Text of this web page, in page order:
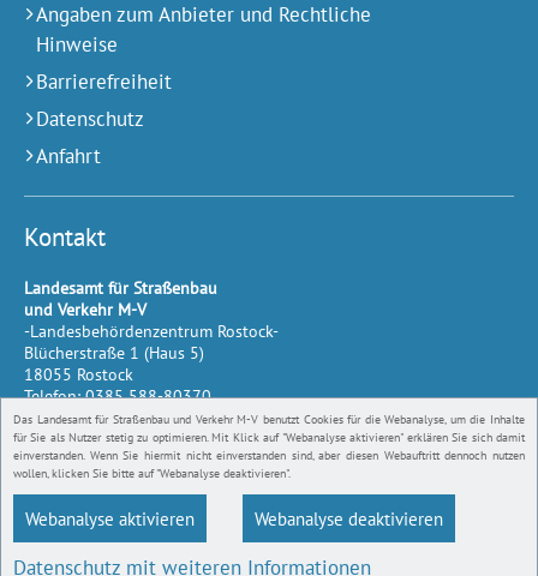
Das Landesamt für Straßenbau und Verkehr M-V benutzt Cookies für die Webanalyse, um die Inhalte
für Sie als Nutzer stetig zu optimieren. Mit Klick auf "Webanalyse aktivieren" erklären Sie sich damit
einverstanden. Wenn Sie hiermit nicht einverstanden sind, aber diesen Webauftritt dennoch nutzen
wollen, klicken Sie bitte auf "Webanalyse deaktivieren".
Webanalyse aktivieren Webanalyse deaktivieren
Datenschutz mit weiteren Informationen
Angaben zum Anbieter und Rechtliche
Hinweise
Barrierefreiheit
Datenschutz
Anfahrt
Kontakt
Landesamt für Straßenbau
und Verkehr M-V
-Landesbehördenzentrum Rostock-
Blücherstraße 1 (Haus 5)
18055 Rostock
Telefon:0385 588-80370
Telefax:0385 588-80500
E-Mail:
lsmv@sbv.mv-regierung.de